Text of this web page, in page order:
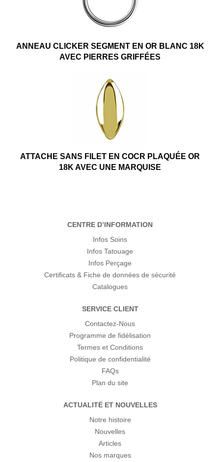
ANNEAU CLICKER SEGMENT EN OR BLANC 18K
AVEC PIERRES GRIFFÉES
ATTACHE SANS FILET EN COCR PLAQUÉE OR
18K AVEC UNE MARQUISE
CENTRE D’INFORMATION
Infos Soins
Infos Tatouage
Infos Perçage
Certificats & Fiche de données de sécurité
Catalogues
SERVICE CLIENT
Contactez-Nous
Programme de fidélisation
Termes et Conditions
Politique de confidentialité
FAQs
Plan du site
ACTUALITÉ ET NOUVELLES
Notre histoire
Nouvelles
Articles
Nos marques